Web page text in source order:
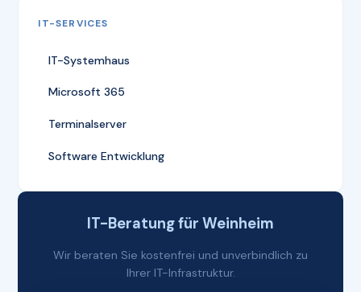
IT-SERVICES
IT-Systemhaus
Microsoft 365
Terminalserver
Software Entwicklung
IT-Beratung für Weinheim
Wir beraten Sie kostenfrei und unverbindlich zu
Ihrer IT-Infrastruktur.